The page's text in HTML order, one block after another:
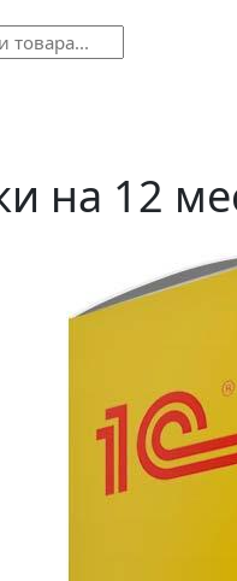
на 12